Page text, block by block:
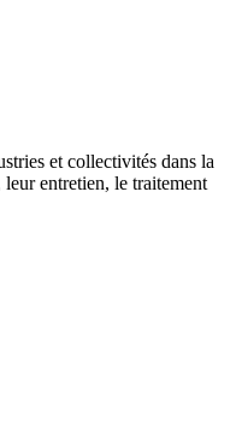
et collectivités dans la
entretien, le traitement